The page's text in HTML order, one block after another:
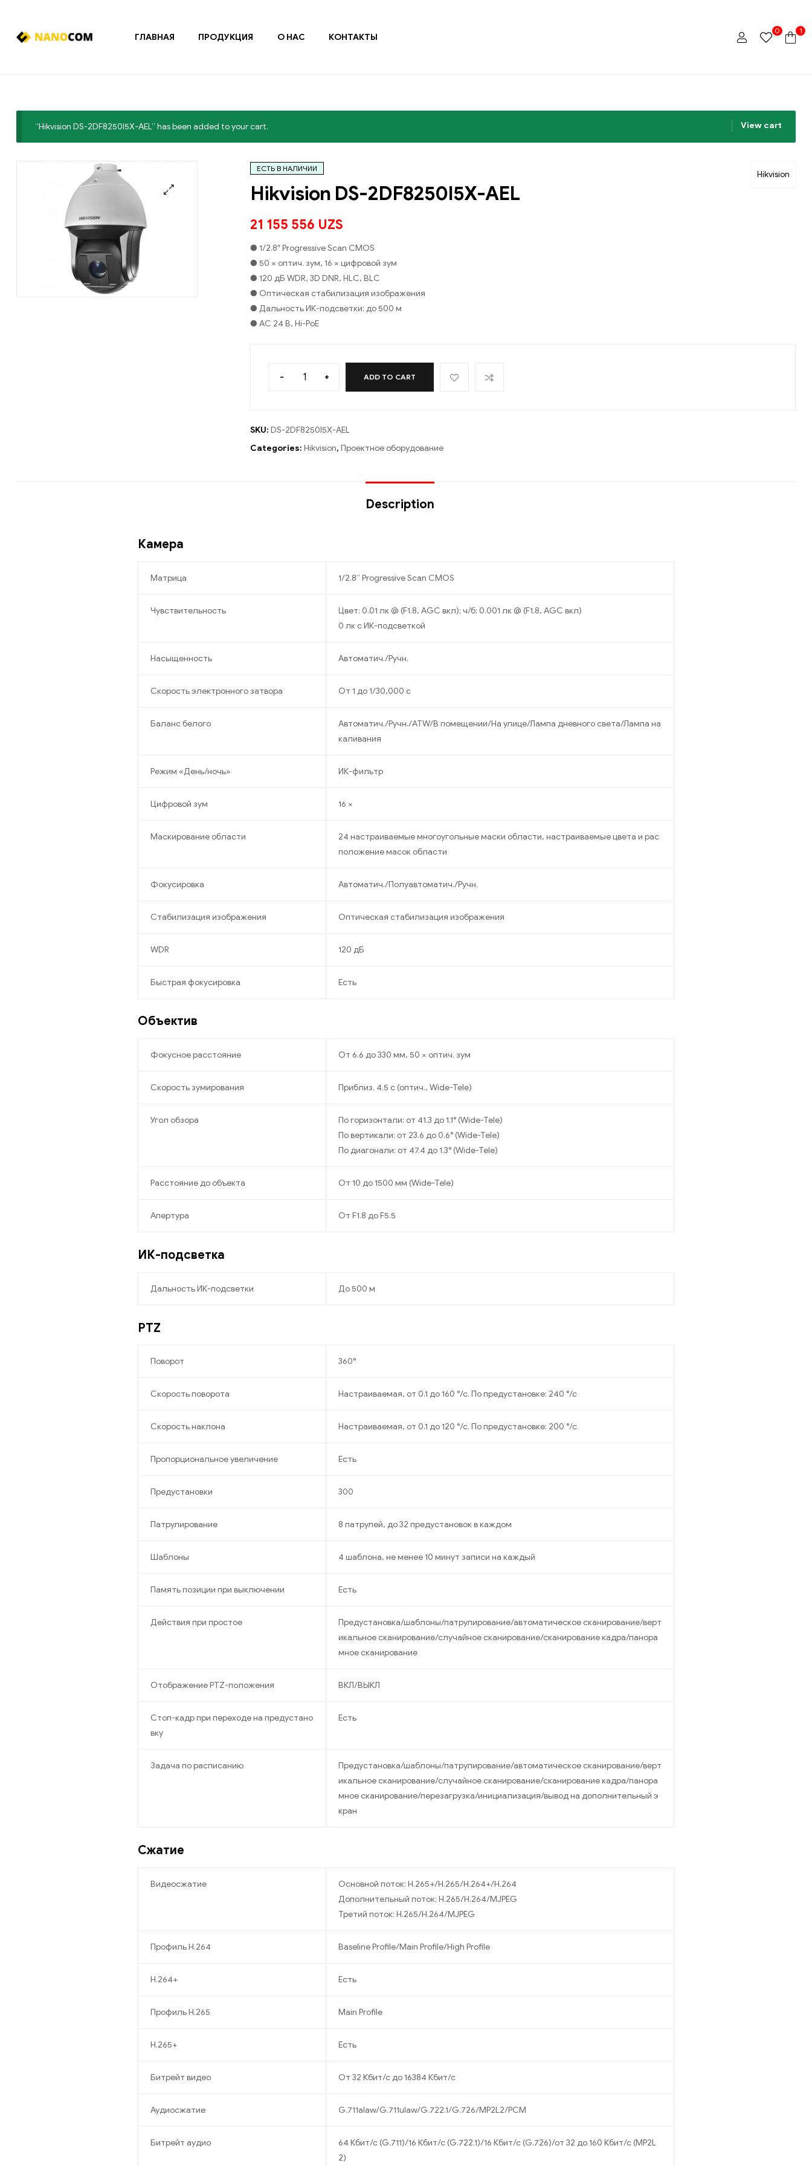
контроля
ГЛАВНАЯ ПРОДУКЦИЯ О НАС КОНТАКТЫ
0 1
View cart
“Hikvision DS-2DF8250I5X-AEL” has been added to your cart.
Hikvision
ЕСТЬ В НАЛИЧИИ
Hikvision DS-2DF8250I5X-AEL
21 155 556 UZS
● 1/2.8″ Progressive Scan CMOS
● 50 × оптич. зум, 16 × цифровой зум
● 120 дБ WDR, 3D DNR, HLC, BLC
● Оптическая стабилизация изображения
● Дальность ИК-подсветки: до 500 м
● AC 24 В, Hi-PoE
- + ADD TO CART
SKU: DS-2DF8250I5X-AEL
Categories: Hikvision, Проектное оборудование
Description
Камера
Матрица 1/2.8’’ Progressive Scan CMOS
Чувствительность
Цвет: 0.01 лк @ (F1.8, AGC вкл); ч/б: 0.001 лк @ (F1.8, AGC вкл)
0 лк с ИК-подсветкой
Насыщенность Автоматич./Ручн.
Скорость электронного затвора От 1 до 1/30,000 с
Баланс белого
Автоматич./Ручн./ATW/В помещении/На улице/Лампа дневного света/Лампа на
каливания
Режим «День/ночь» ИК-фильтр
Цифровой зум 16 ×
Маскирование области
24 настраиваемые многоугольные маски области, настраиваемые цвета и рас
положение масок области
Фокусировка Автоматич./Полуавтоматич./Ручн.
Стабилизация изображения Оптическая стабилизация изображения
WDR 120 дБ
Быстрая фокусировка Есть
Объектив
Фокусное расстояние От 6.6 до 330 мм, 50 × оптич. зум
Скорость зумирования Приблиз. 4.5 с (оптич., Wide-Tele)
Угол обзора
По горизонтали: от 41.3 до 1.1° (Wide-Tele)
По вертикали: от 23.6 до 0.6° (Wide-Tele)
По диагонали: от 47.4 до 1.3° (Wide-Tele)
Расстояние до объекта От 10 до 1500 мм (Wide-Tele)
Апертура От F1.8 до F5.5
ИК-подсветка
Дальность ИК-подсветки До 500 м
PTZ
Поворот 360°
Скорость поворота Настраиваемая, от 0.1 до 160 °/с. По предустановке: 240 °/с
Скорость наклона Настраиваемая, от 0.1 до 120 °/с. По предустановке: 200 °/с
Пропорциональное увеличение Есть
Предустановки 300
Патрулирование 8 патрулей, до 32 предустановок в каждом
Шаблоны 4 шаблона, не менее 10 минут записи на каждый
Память позиции при выключении Есть
Действия при простое
Предустановка/шаблоны/патрулирование/автоматическое сканирование/верт
икальное сканирование/случайное сканирование/сканирование кадра/панора
мное сканирование
Отображение PTZ-положения ВКЛ/ВЫКЛ
Стоп-кадр при переходе на предустано
вку
Есть
Задача по расписанию
Предустановка/шаблоны/патрулирование/автоматическое сканирование/верт
икальное сканирование/случайное сканирование/сканирование кадра/панора
мное сканирование/перезагрузка/инициализация/вывод на дополнительный э
кран
Сжатие
Видеосжатие
Основной поток: H.265+/H.265/H.264+/H.264
Дополнительный поток: H.265/H.264/MJPEG
Третий поток: H.265/H.264/MJPEG
Профиль H.264 Baseline Profile/Main Profile/High Profile
H.264+ Есть
Профиль H.265 Main Profile
H.265+ Есть
Битрейт видео От 32 Кбит/с до 16384 Кбит/с
Аудиосжатие G.711alaw/G.711ulaw/G.722.1/G.726/MP2L2/PCM
Битрейт аудио
64 Кбит/с (G.711)/16 Кбит/с (G.722.1)/16 Кбит/с (G.726)/от 32 до 160 Кбит/с (MP2L
2)